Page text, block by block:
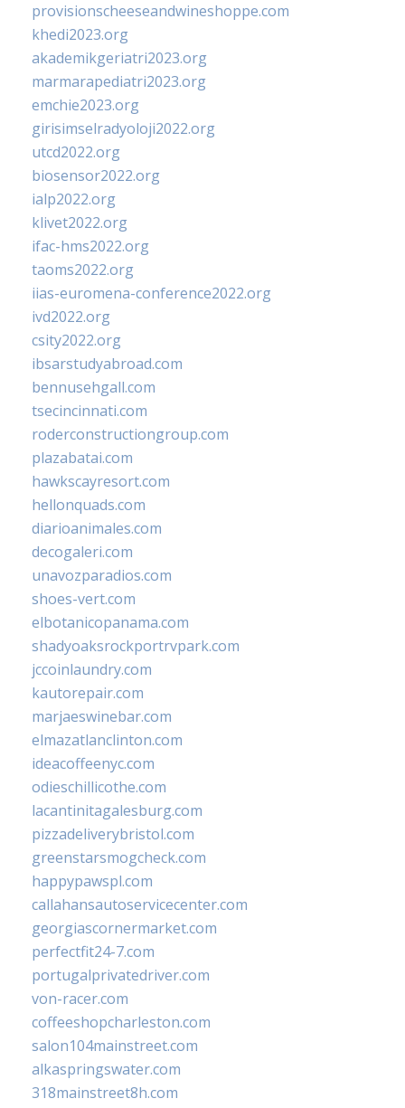
provisionscheeseandwineshoppe.com
khedi2023.org
akademikgeriatri2023.org
marmarapediatri2023.org
emchie2023.org
girisimselradyoloji2022.org
utcd2022.org
biosensor2022.org
ialp2022.org
klivet2022.org
ifac-hms2022.org
taoms2022.org
iias-euromena-conference2022.org
ivd2022.org
csity2022.org
ibsarstudyabroad.com
bennusehgall.com
tsecincinnati.com
roderconstructiongroup.com
plazabatai.com
hawkscayresort.com
hellonquads.com
diarioanimales.com
decogaleri.com
unavozparadios.com
shoes-vert.com
elbotanicopanama.com
shadyoaksrockportrvpark.com
jccoinlaundry.com
kautorepair.com
marjaeswinebar.com
elmazatlanclinton.com
ideacoffeenyc.com
odieschillicothe.com
lacantinitagalesburg.com
pizzadeliverybristol.com
greenstarsmogcheck.com
happypawspl.com
callahansautoservicecenter.com
georgiascornermarket.com
perfectfit24-7.com
portugalprivatedriver.com
von-racer.com
coffeeshopcharleston.com
salon104mainstreet.com
alkaspringswater.com
318mainstreet8h.com